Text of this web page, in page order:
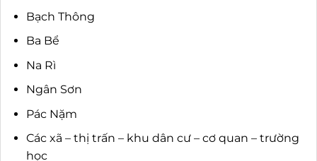
Bạch Thông
Ba Bể
Na Rì
Ngân Sơn
Pác Nặm
Các xã – thị trấn – khu dân cư – cơ quan – trường
học